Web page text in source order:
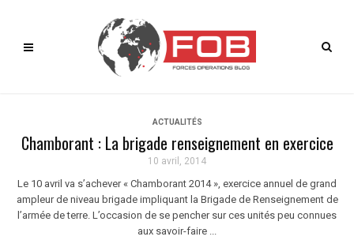
ACTUALITÉS
Chamborant : La brigade renseignement en exercice
10 avril, 2014
Le 10 avril va s’achever « Chamborant 2014 », exercice annuel de grand
ampleur de niveau brigade impliquant la Brigade de Renseignement de
l’armée de terre. L’occasion de se pencher sur ces unités peu connues
aux savoir-faire ...